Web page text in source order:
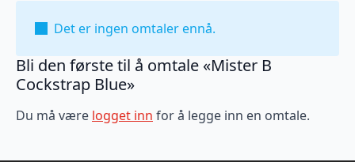
Det er ingen omtaler ennå.
Bli den første til å omtale «Mister B
Cockstrap Blue»
Du må være logget inn for å legge inn en omtale.